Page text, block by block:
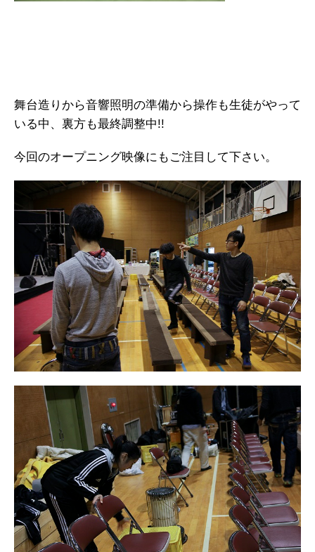
舞台造りから音響照明の準備から操作も生徒がやって
いる中、裏方も最終調整中!!
今回のオープニング映像にもご注目して下さい。